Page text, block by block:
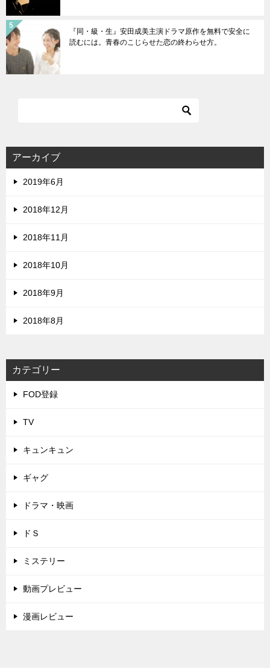
『同・級・生』安田成美主演ドラマ原作を無料で安全に
読むには。青春のこじらせた恋の終わらせ方。
アーカイブ
2019年6月
2018年12月
2018年11月
2018年10月
2018年9月
2018年8月
カテゴリー
FOD登録
TV
キュンキュン
ギャグ
ドラマ・映画
ドＳ
ミステリー
動画プレビュー
漫画レビュー